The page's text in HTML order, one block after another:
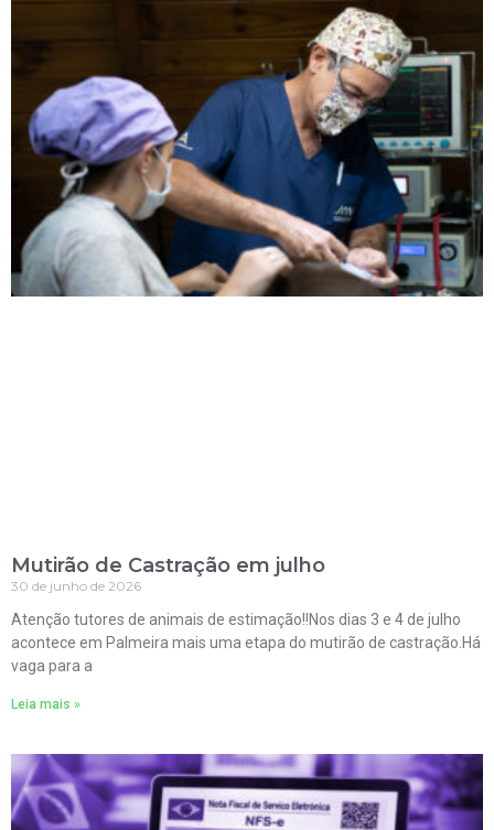
Mutirão de Castração em julho
30 de junho de 2026
Atenção tutores de animais de estimação!!Nos dias 3 e 4 de julho
acontece em Palmeira mais uma etapa do mutirão de castração.Há
vaga para a
Leia mais »